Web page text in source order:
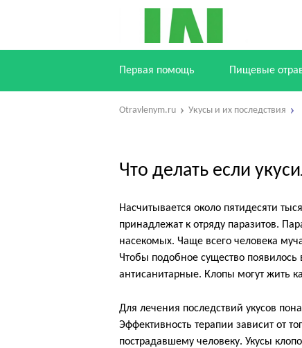
Первая помощь Пищевые
Otravlenym.ru Укусы и их последствия
Что делать если
Насчитывается около пятидесяти
принадлежат к отряду паразитов.
насекомых. Чаще всего человека
Чтобы подобное существо
антисанитарные. Клопы могут жить
Для лечения последствий укусов
Эффективность терапии зависит от
пострадавшему человеку. Укусы